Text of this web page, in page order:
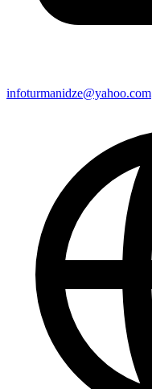
infoturmanidze@yahoo.com